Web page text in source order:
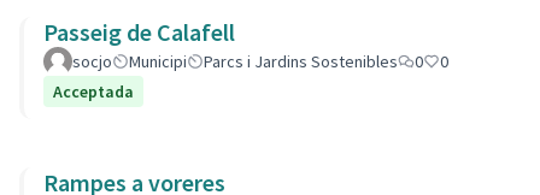
Passeig de Calafell
socjo Municipi Parcs i Jardins Sostenibles 0
0
Acceptada
Rampes a voreres